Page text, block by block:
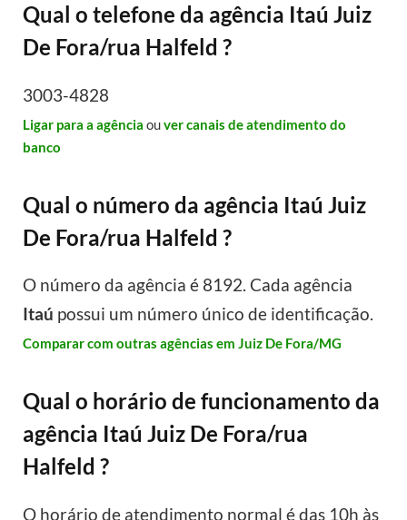
Qual o telefone da agência Itaú Juiz
De Fora/rua Halfeld ?
3003-4828
Ligar para a agência ouver canais de atendimento do
banco
Qual o número da agência Itaú Juiz
De Fora/rua Halfeld ?
O número da agência é 8192. Cada agência
Itaú possui um número único de identificação.
Comparar com outras agências em Juiz De Fora/MG
Qual o horário de funcionamento da
agência Itaú Juiz De Fora/rua
Halfeld ?
O horário de atendimento normal é das 10h às